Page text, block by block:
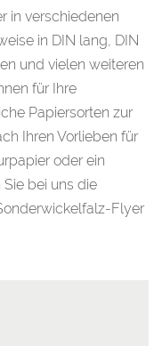
in verschiedenen
in DIN lang, DIN
und vielen weiteren
für Ihre
Papiersorten zur
Ihren Vorlieben für
oder ein
bei uns die
Flyer